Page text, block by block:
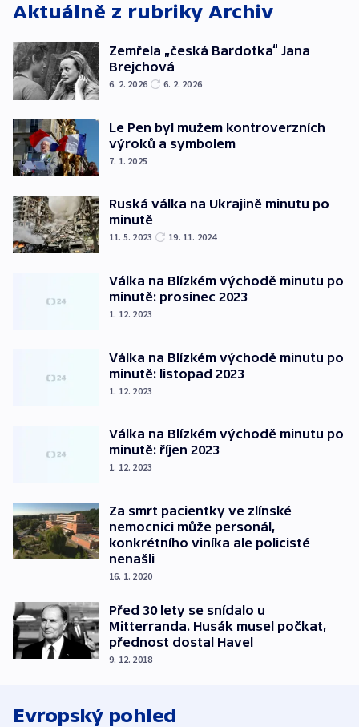
Aktuálně z rubriky Archiv
Zemřela „česká Bardotka“ Jana
Brejchová
6. 2. 2026 6. 2. 2026
Le Pen byl mužem kontroverzních
výroků a symbolem
7. 1. 2025
Ruská válka na Ukrajině minutu po
minutě
11. 5. 2023 19. 11. 2024
Válka na Blízkém východě minutu po
minutě: prosinec 2023
1. 12. 2023
Válka na Blízkém východě minutu po
minutě: listopad 2023
1. 12. 2023
Válka na Blízkém východě minutu po
minutě: říjen 2023
1. 12. 2023
Za smrt pacientky ve zlínské
nemocnici může personál,
konkrétního viníka ale policisté
nenašli
16. 1. 2020
Před 30 lety se snídalo u
Mitterranda. Husák musel počkat,
přednost dostal Havel
9. 12. 2018
Evropský pohled